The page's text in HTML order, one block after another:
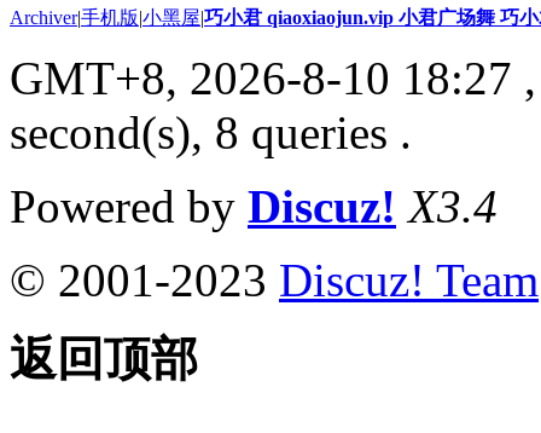
Archiver|手机版|小黑屋|巧小君 qiaoxiaojun.vip 小君广场舞 巧
GMT+8, 2026-8-10 18:27
second(s), 8 queries .
Powered by Discuz! X3.4
© 2001-2023 Discuz! Team
返回顶部